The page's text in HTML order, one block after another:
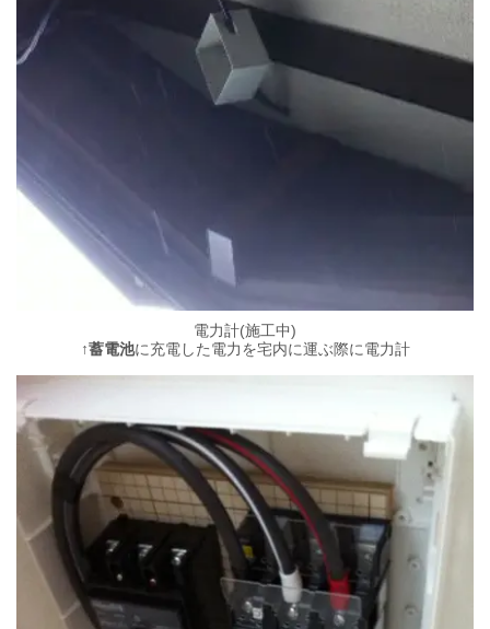
電力計(施工中)
↑蓄電池に充電した電力を宅内に運ぶ際に電力計